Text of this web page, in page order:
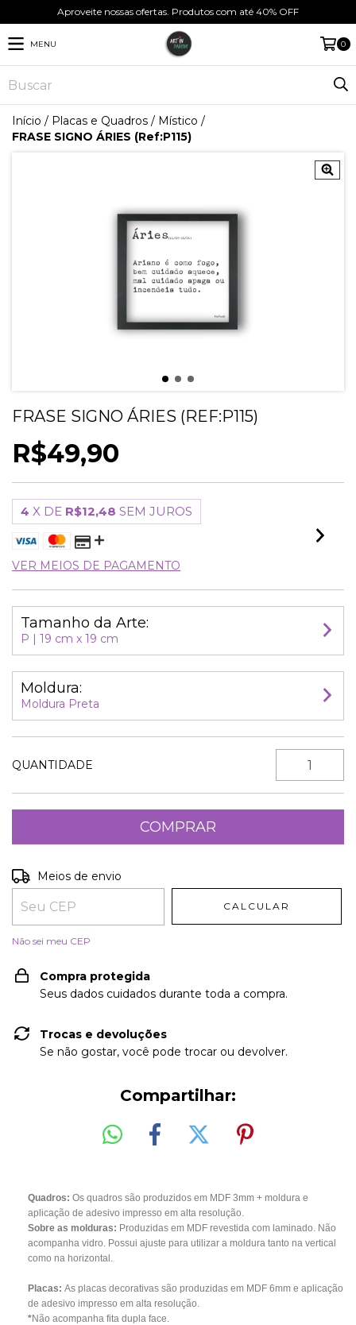
Aproveite nossas ofertas. Produtos com até 40% OFF
MENU 0
Início / Placas e Quadros / Místico /
FRASE SIGNO ÁRIES (Ref:P115)
FRASE SIGNO ÁRIES (REF:P115)
R$49,90
4 X DE R$12,48 SEM JUROS
VER MEIOS DE PAGAMENTO
Tamanho da Arte:
P | 19 cm x 19 cm
Moldura:
Moldura Preta
QUANTIDADE
Entregas para o CEP:
Meios de envio
CALCULAR
Não sei meu CEP
Compra protegida
Seus dados cuidados durante toda a compra.
Trocas e devoluções
Se não gostar, você pode trocar ou devolver.
Compartilhar:
Quadros: Os quadros são produzidos em MDF 3mm + moldura e
aplicação de adesivo impresso em alta resolução.
Sobre as molduras: Produzidas em MDF revestida com laminado. Não
acompanha vidro. Possui ajuste para utilizar a moldura tanto na vertical
como na horizontal.
Placas: As placas decorativas são produzidas em MDF 6mm e aplicação
de adesivo impresso em alta resolução.
*Não acompanha fita dupla face.